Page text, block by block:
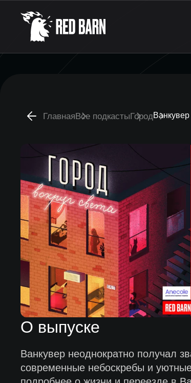
ГлавнаяВсе подкастыГородВанкувер
О выпуске
Ванкувер неоднократно получал
современные небоскребы и